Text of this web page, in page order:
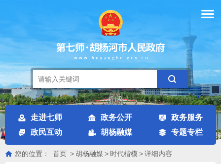
走进七师 政务公开
政务服务
政民互动
胡杨融媒 专题专栏
您的位置： 首页 >胡杨融媒 > 时代楷模 >详细内容